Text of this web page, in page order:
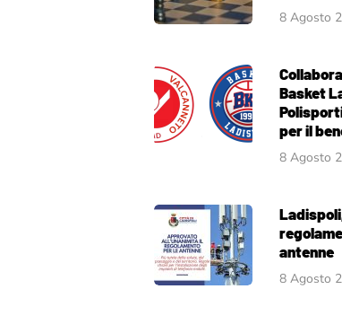
8 Agosto
Basket
per il
8 Agosto
antenne
8 Agosto